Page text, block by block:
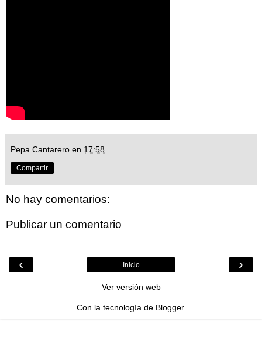
Pepa Cantarero en 17:58
Compartir
No hay comentarios:
Publicar un comentario
‹ ›
Inicio
Ver versión web
Con la tecnología de Blogger.